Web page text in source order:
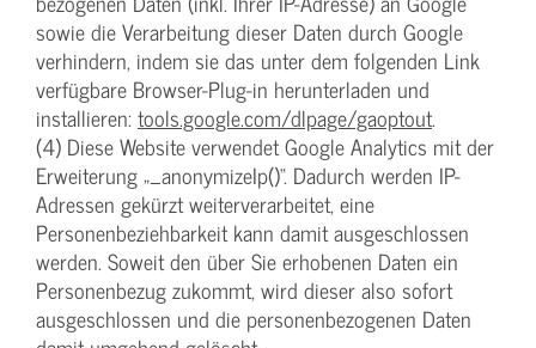
sowie die Verarbeitung dieser Daten durch Google
verhindern, indem sie das unter dem folgenden Link
verfügbare Browser-Plug-in herunterladen und
installieren: tools.google.com/dlpage/gaoptout.
(4) Diese Website verwendet Google Analytics mit der
Erweiterung „_anonymizeIp()“. Dadurch werden IP-
Adressen gekürzt weiterverarbeitet, eine
Personenbeziehbarkeit kann damit ausgeschlossen
werden. Soweit den über Sie erhobenen Daten ein
Personenbezug zukommt, wird dieser also sofort
ausgeschlossen und die personenbezogenen Daten